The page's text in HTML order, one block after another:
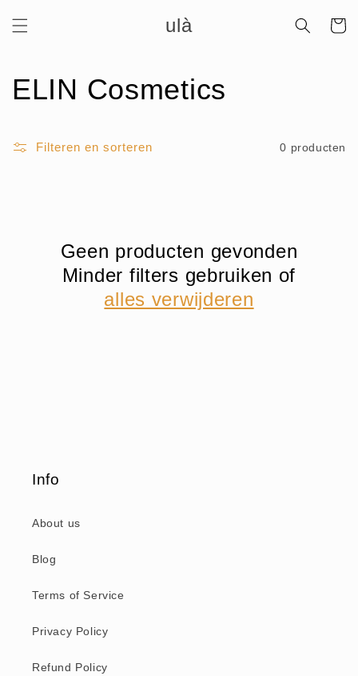
naar de
content
ulà
C
l
ELIN Cosmetics
Filteren en sorteren 0 producten
Geen producten gevonden
Minder filters gebruiken of
alles verwijderen
Info
About us
Blog
Terms of Service
Privacy Policy
Refund Policy